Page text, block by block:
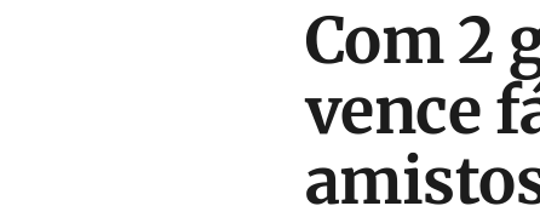
Com 2
vence